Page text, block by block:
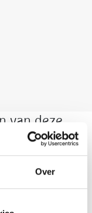
Over
van deze
Gordel der